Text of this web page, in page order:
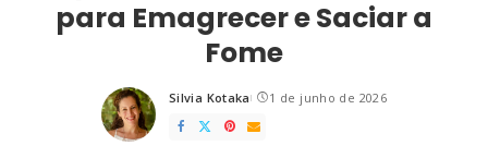
para Emagrecer e Saciar a
Fome
Posted
by
Silvia Kotaka 1 de junho de 2026